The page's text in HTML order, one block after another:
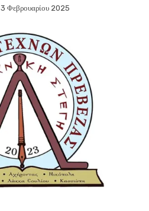
3 Φεβρουαρίου 2025